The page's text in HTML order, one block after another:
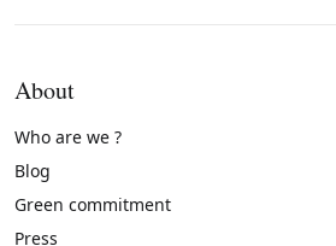
About
Who are we ?
Blog
Green commitment
Press